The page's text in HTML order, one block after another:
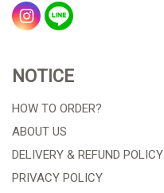
NOTICE
HOW TO ORDER?
ABOUT US
DELIVERY & REFUND POLICY
PRIVACY POLICY